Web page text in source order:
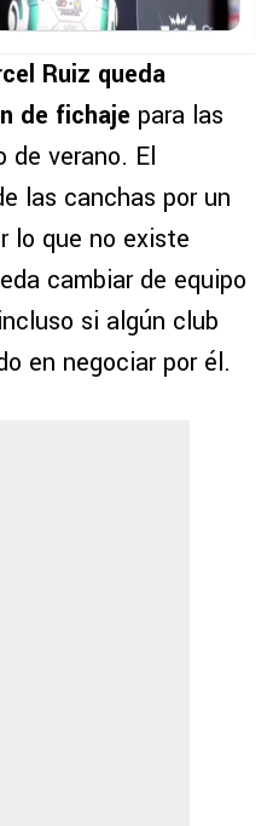
Ruiz queda
de fichaje para las
de verano. El
las canchas por un
lo que no existe
cambiar de equipo
si algún club
en negociar por él.